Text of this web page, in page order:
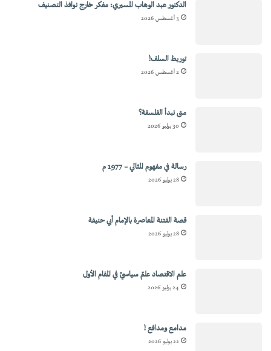
الدكتور عبد الوهاب المسيري: مفكر خارج نوافذ التصنيف
3 أغسطس 2026
توريط السلف!
2 أغسطس 2026
متى تبدأ الفلسفة؟
30 يوليو 2026
رسالة في مفهوم المثالي – 1977 م
28 يوليو 2026
قصة الفتنة المعاصرة بالإمام أبي حنيفة
28 يوليو 2026
علم الاقتصاد علمٌ سياسيٌ في المقام الأول
24 يوليو 2026
مدامع ومدافع !
22 يوليو 2026